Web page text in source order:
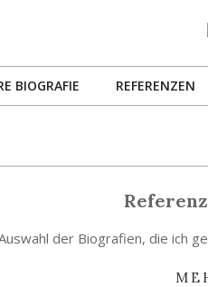
BIOGRAFIE REFERENZEN
der Biografien, die ich